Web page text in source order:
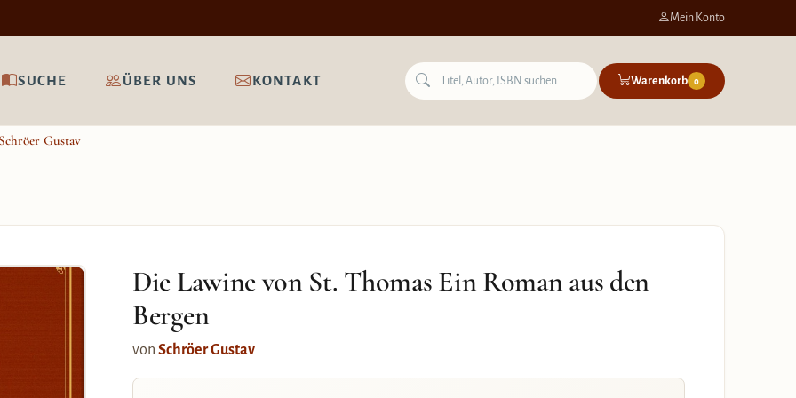
Mein Konto
SUCHE ÜBER UNS KONTAKT Warenkorb 0
Schröer Gustav
Die Lawine von St. Thomas Ein Roman aus den
Bergen
von Schröer Gustav